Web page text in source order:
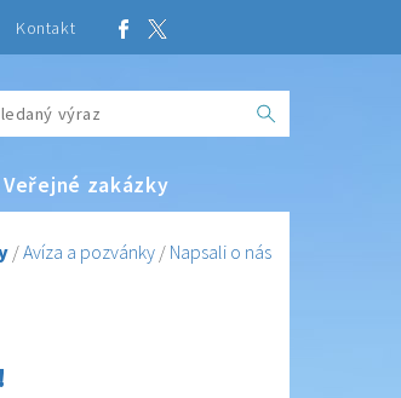
Kontakt
Veřejné zakázky
/Avíza a pozvánky / Napsali o nás